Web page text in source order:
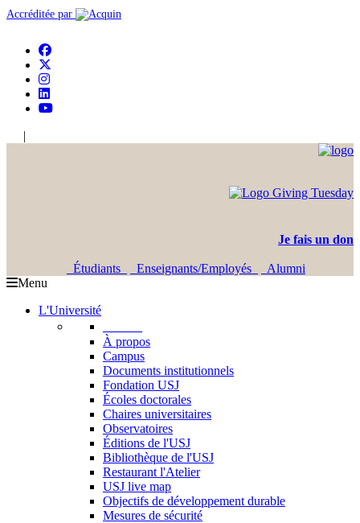
Accréditée par
|
Je fais un don
Étudiants Enseignants/Employés
Alumni
Menu
L'Université
À propos
Campus
Documents institutionnels
Fondation USJ
Écoles doctorales
Chaires universitaires
Observatoires
Éditions de l'USJ
Bibliothèque de l'USJ
Restaurant l'Atelier
USJ live map
Objectifs de développement durable
Mesures de sécurité